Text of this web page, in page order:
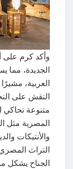
وأكد كرم على
الجديدة، مما
العربية،
النقش على
متنوعة تحاكي
المصرية مثل
والأنتيكات
التراث
الجناح يشكل